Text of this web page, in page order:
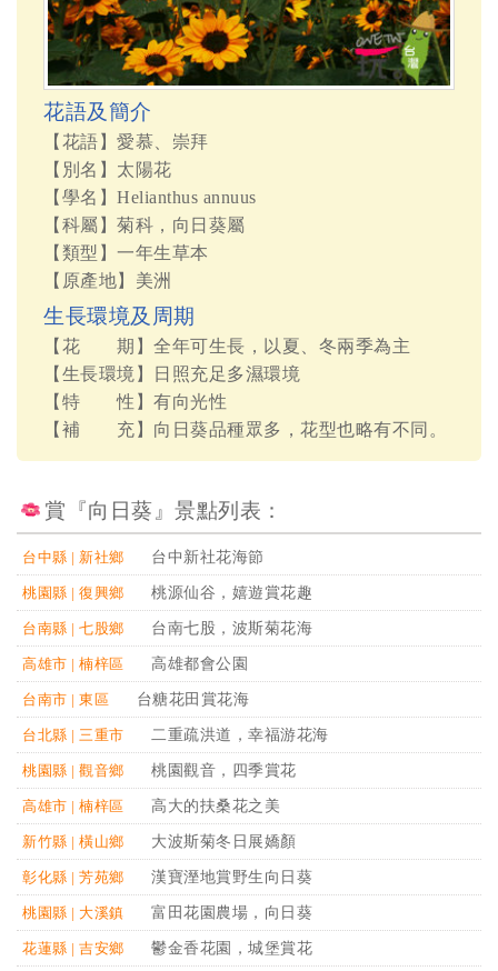
花語及簡介
【花語】愛慕、崇拜
【別名】太陽花
【學名】Helianthus annuus
【科屬】菊科，向日葵屬
【類型】一年生草本
【原產地】美洲
生長環境及周期
【花 期】全年可生長，以夏、冬兩季為主
【生長環境】日照充足多濕環境
【特 性】有向光性
【補 充】向日葵品種眾多，花型也略有不同。
賞『向日葵』景點列表：
台中縣 | 新社鄉 台中新社花海節
桃園縣 | 復興鄉 桃源仙谷，嬉遊賞花趣
台南縣 | 七股鄉 台南七股，波斯菊花海
高雄市 | 楠梓區 高雄都會公園
台南市 | 東區 台糖花田賞花海
台北縣 | 三重市 二重疏洪道，幸福游花海
桃園縣 | 觀音鄉 桃園觀音，四季賞花
高雄市 | 楠梓區 高大的扶桑花之美
新竹縣 | 橫山鄉 大波斯菊冬日展嬌顏
彰化縣 | 芳苑鄉 漢寶溼地賞野生向日葵
桃園縣 | 大溪鎮 富田花園農場，向日葵
花蓮縣 | 吉安鄉 鬱金香花園，城堡賞花